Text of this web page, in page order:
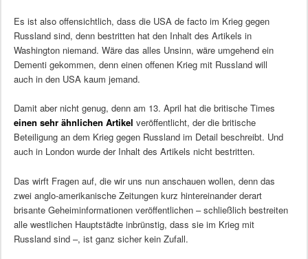
Es ist also offensichtlich, dass die USA de facto im Krieg gegen
Russland sind, denn bestritten hat den Inhalt des Artikels in
Washington niemand. Wäre das alles Unsinn, wäre umgehend ein
Dementi gekommen, denn einen offenen Krieg mit Russland will
auch in den USA kaum jemand.
Damit aber nicht genug, denn am 13. April hat die britische Times
einen sehr ähnlichen Artikel veröffentlicht, der die britische
Beteiligung an dem Krieg gegen Russland im Detail beschreibt. Und
auch in London wurde der Inhalt des Artikels nicht bestritten.
Das wirft Fragen auf, die wir uns nun anschauen wollen, denn das
zwei anglo-amerikanische Zeitungen kurz hintereinander derart
brisante Geheiminformationen veröffentlichen – schließlich bestreiten
alle westlichen Hauptstädte inbrünstig, dass sie im Krieg mit
Russland sind –, ist ganz sicher kein Zufall.